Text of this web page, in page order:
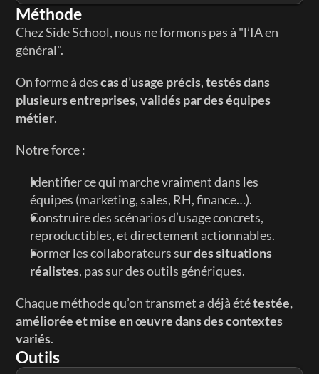
Méthode
Chez Side School, nous ne formons pas à "l’IA en
général".
On forme à des cas d’usage précis, testés dans
plusieurs entreprises, validés par des équipes
métier.
Notre force :
Identifier ce qui marche vraiment dans les
équipes (marketing, sales, RH, finance…).
Construire des scénarios d’usage concrets,
reproductibles, et directement actionnables.
Former les collaborateurs sur des situations
réalistes, pas sur des outils génériques.
Chaque méthode qu’on transmet a déjà été testée,
améliorée et mise en œuvre dans des contextes
variés.
Outils